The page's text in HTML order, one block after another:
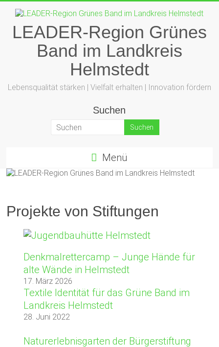
Inhalt
springenLEADER-Region Grünes
Band im Landkreis
Helmstedt
Lebensqualität stärken | Vielfalt erhalten | Innovation fördern
Suchen
Menü
Projekte von Stiftungen
Denkmalrettercamp – Junge Hände für
alte Wände in Helmstedt
17. März 2026
Textile Identität für das Grüne Band im
Landkreis Helmstedt
28. Juni 2022
Naturerlebnisgarten der Bürgerstiftung